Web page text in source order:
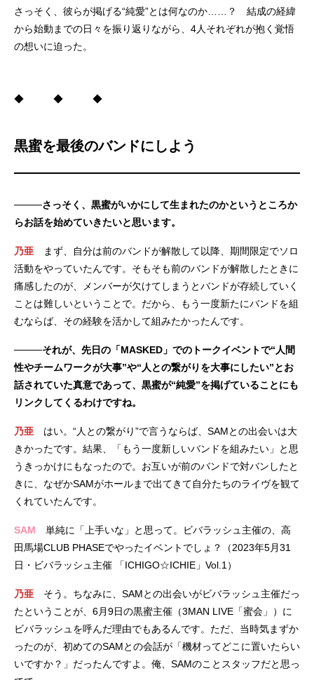
さっそく、彼らが掲げる“純愛”とは何なのか……？ 結成の経緯
から始動までの日々を振り返りながら、4人それぞれが抱く覚悟
の想いに迫った。
◆ ◆ ◆
黒蜜を最後のバンドにしよう
────さっそく、黒蜜がいかにして生まれたのかというところか
らお話を始めていきたいと思います。
乃亜 まず、自分は前のバンドが解散して以降、期間限定でソロ
活動をやっていたんです。そもそも前のバンドが解散したときに
痛感したのが、メンバーが欠けてしまうとバンドが存続していく
ことは難しいということで。だから、もう一度新たにバンドを組
むならば、その経験を活かして組みたかったんです。
────それが、先日の「MASKED」でのトークイベントで“人間
性やチームワークが大事”や“人との繋がりを大事にしたい”とお
話されていた真意であって、黒蜜が“純愛”を掲げていることにも
リンクしてくるわけですね。
乃亜 はい。“人との繋がり”で言うならば、SAMとの出会いは大
きかったです。結果、「もう一度新しいバンドを組みたい」と思
うきっかけにもなったので。お互いが前のバンドで対バンしたと
きに、なぜかSAMがホールまで出てきて自分たちのライヴを観て
くれていたんです。
SAM 単純に「上手いな」と思って。ビバラッシュ主催の、高
田馬場CLUB PHASEでやったイベントでしょ？（2023年5月31
日・ビバラッシュ主催 「ICHIGO☆ICHIE」Vol.1）
乃亜 そう。ちなみに、SAMとの出会いがビバラッシュ主催だっ
たということが、6月9日の黒蜜主催（3MAN LIVE「蜜会」）に
ビバラッシュを呼んだ理由でもあるんです。ただ、当時気まずか
ったのが、初めてのSAMとの会話が「機材ってどこに置いたらい
いですか？」だったんですよ。俺、SAMのことスタッフだと思っ